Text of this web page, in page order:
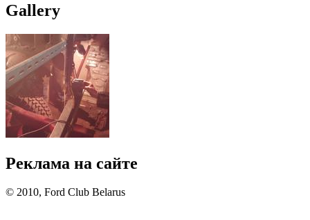
Gallery
Реклама на сайте
© 2010, Ford Club Belarus